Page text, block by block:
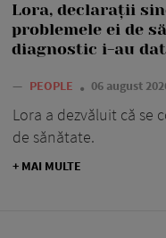
Lora, declarații
problemele ei de
diagnostic i-au
— PEOPLE 06 august
Lora a dezvăluit că
de sănătate.
+ MAI MULTE